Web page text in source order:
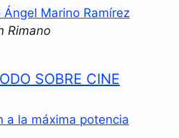
Marino Ramírez
Rimano
SOBRE CINE
a la máxima potencia